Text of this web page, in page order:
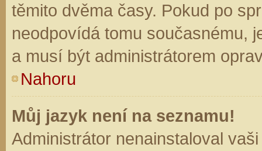
těmito dvěma časy. Pokud po
neodpovídá tomu současnému,
a musí být administrátorem
Nahoru
Můj jazyk není na seznamu!
Administrátor nenainstaloval